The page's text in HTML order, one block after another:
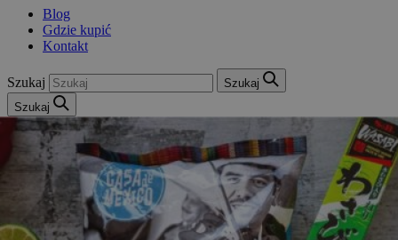
Blog
Gdzie kupić
Kontakt
Szukaj
Szukaj
Szukaj